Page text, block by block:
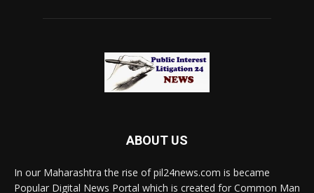
ABOUT US
In our Maharashtra the rise of pil24news.com is became
Popular Digital News Portal which is created for Common Man